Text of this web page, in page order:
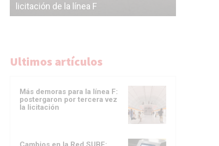
licitación de la línea F
Ultimos artículos
Más demoras para la línea F:
postergaron por tercera vez
la licitación